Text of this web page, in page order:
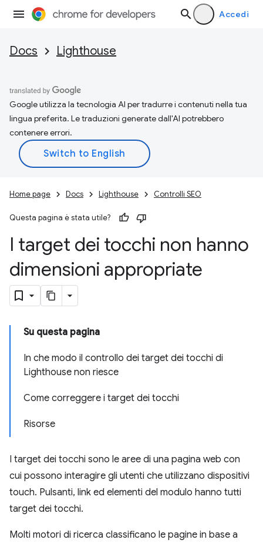
Accedi
Docs Lighthouse
Google utilizza la tecnologia AI per tradurre i contenuti nella tua
lingua preferita. Le traduzioni generate dall'AI potrebbero
contenere errori.
Home page Docs Lighthouse Controlli SEO
Questa pagina è stata utile?
I target dei tocchi non hanno
dimensioni appropriate
Su questa pagina
In che modo il controllo dei target dei tocchi di
Lighthouse non riesce
Come correggere i target dei tocchi
Risorse
I target dei tocchi sono le aree di una pagina web con
cui possono interagire gli utenti che utilizzano dispositivi
touch. Pulsanti, link ed elementi del modulo hanno tutti
target dei tocchi.
Molti motori di ricerca classificano le pagine in base a